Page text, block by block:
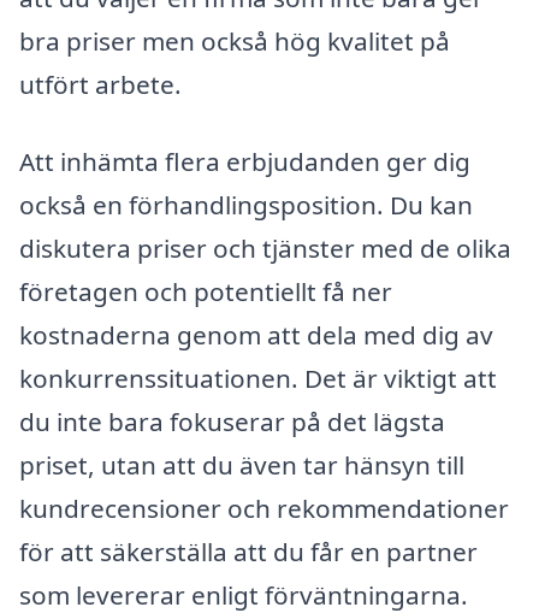
bra priser men också hög kvalitet på
utfört arbete.
Att inhämta flera erbjudanden ger dig
också en förhandlingsposition. Du kan
diskutera priser och tjänster med de olika
företagen och potentiellt få ner
kostnaderna genom att dela med dig av
konkurrenssituationen. Det är viktigt att
du inte bara fokuserar på det lägsta
priset, utan att du även tar hänsyn till
kundrecensioner och rekommendationer
för att säkerställa att du får en partner
som levererar enligt förväntningarna.